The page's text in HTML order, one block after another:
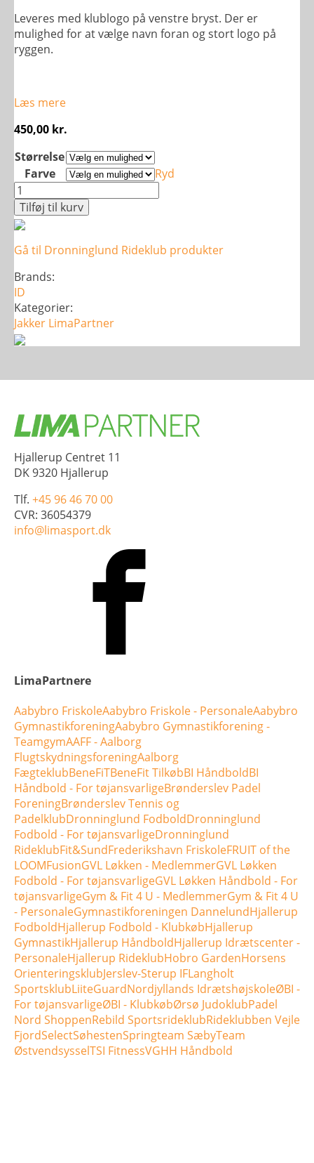
Leveres med klublogo på venstre bryst. Der er
mulighed for at vælge navn foran og stort logo på
ryggen.
Læs mere
450,00 kr.
Størrelse
Farve
Ryd
Stretch
Padded
Vest
-
Dame
Tilføj til kurv
Gå til Dronninglund Rideklub produkter
Brands:
ID
Kategorier:
Jakker LimaPartner
Hjallerup Centret 11
DK 9320 Hjallerup
Tlf. +45 96 46 70 00
CVR: 36054379
info@limasport.dk
LimaPartnere
Aabybro FriskoleAabybro Friskole - PersonaleAabybro
GymnastikforeningAabybro Gymnastikforening -
TeamgymAAFF - Aalborg
FlugtskydningsforeningAalborg
FægteklubBeneFiTBeneFit TilkøbBI HåndboldBI
Håndbold - For tøjansvarligeBrønderslev Padel
ForeningBrønderslev Tennis og
PadelklubDronninglund FodboldDronninglund
Fodbold - For tøjansvarligeDronninglund
RideklubFit&SundFrederikshavn FriskoleFRUIT of the
LOOMFusionGVL Løkken - MedlemmerGVL Løkken
Fodbold - For tøjansvarligeGVL Løkken Håndbold - For
tøjansvarligeGym & Fit 4 U - MedlemmerGym & Fit 4 U
- PersonaleGymnastikforeningen DannelundHjallerup
FodboldHjallerup Fodbold - KlubkøbHjallerup
GymnastikHjallerup HåndboldHjallerup Idrætscenter -
PersonaleHjallerup RideklubHobro GardenHorsens
OrienteringsklubJerslev-Sterup IFLangholt
SportsklubLiiteGuardNordjyllands IdrætshøjskoleØBI -
For tøjansvarligeØBI - KlubkøbØrsø JudoklubPadel
Nord ShoppenRebild SportsrideklubRideklubben Vejle
FjordSelectSøhestenSpringteam SæbyTeam
ØstvendsysselTSI FitnessVGHH Håndbold